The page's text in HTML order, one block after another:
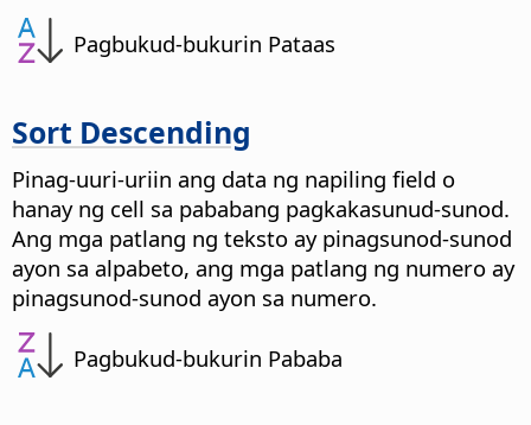
Pagbukud-bukurin Pataas
Sort Descending
Pinag-uuri-uriin ang data ng napiling field o
hanay ng cell sa pababang pagkakasunud-sunod.
Ang mga patlang ng teksto ay pinagsunod-sunod
ayon sa alpabeto, ang mga patlang ng numero ay
pinagsunod-sunod ayon sa numero.
Pagbukud-bukurin Pababa